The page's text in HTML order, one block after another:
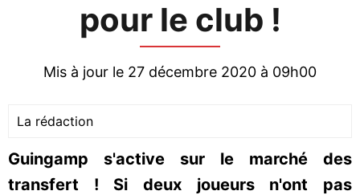
pour le club !
Mis à jour le 27 décembre 2020 à 09h00
La rédaction
Guingamp s'active sur le marché des
transfert ! Si deux joueurs n'ont pas